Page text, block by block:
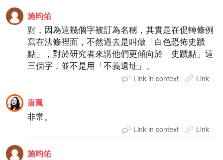
施昀佑
對，因為這幾個字被訂為名稱，其實是在促轉條例
寫在法條裡面，不然過去是叫做「白色恐怖史蹟
點」，對於研究者來講他們更傾向於「史蹟點」這
三個字，並不是用「不義遺址」。
Link in context Link
唐鳳
非常。
Link in context Link
施昀佑